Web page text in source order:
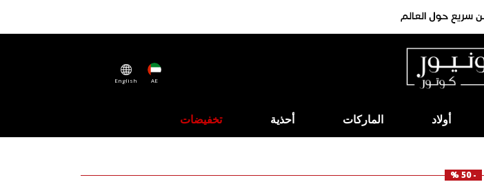
AE
English
أولاد الماركات أحذية تخفيضات
- 50 %